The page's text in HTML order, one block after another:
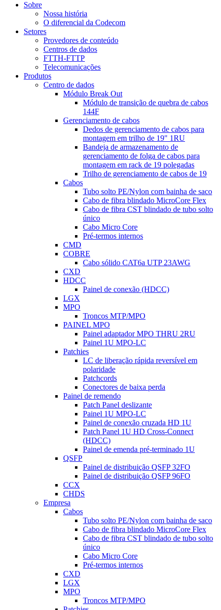
Sobre
Nossa história
O diferencial da Codecom
Setores
Provedores de conteúdo
Centros de dados
FTTH-FTTP
Telecomunicações
Produtos
Centro de dados
Módulo Break Out
Módulo de transição de quebra de cabos
144F
Gerenciamento de cabos
Dedos de gerenciamento de cabos para
montagem em trilho de 19" 1RU
Bandeja de armazenamento de
gerenciamento de folga de cabos para
montagem em rack de 19 polegadas
Trilho de gerenciamento de cabos de 19
Cabos
Tubo solto PE/Nylon com bainha de saco
Cabo de fibra blindado MicroCore Flex
Cabo de fibra CST blindado de tubo solto
único
Cabo Micro Core
Pré-termos internos
CMD
COBRE
Cabo sólido CAT6a UTP 23AWG
CXD
HDCC
Painel de conexão (HDCC)
LGX
MPO
Troncos MTP/MPO
PAINEL MPO
Painel adaptador MPO THRU 2RU
Painel 1U MPO-LC
Patchies
LC de liberação rápida reversível em
polaridade
Patchcords
Conectores de baixa perda
Painel de remendo
Patch Panel deslizante
Painel 1U MPO-LC
Painel de conexão cruzada HD 1U
Patch Panel 1U HD Cross-Connect
(HDCC)
Painel de emenda pré-terminado 1U
QSFP
Painel de distribuição QSFP 32FO
Painel de distribuição QSFP 96FO
CCX
CHDS
Empresa
Cabos
Tubo solto PE/Nylon com bainha de saco
Cabo de fibra blindado MicroCore Flex
Cabo de fibra CST blindado de tubo solto
único
Cabo Micro Core
Pré-termos internos
CXD
LGX
MPO
Troncos MTP/MPO